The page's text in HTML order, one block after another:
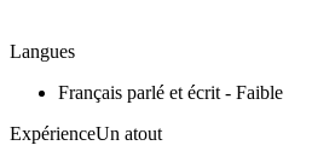
Langues
Français parlé et écrit - Faible
ExpérienceUn atout